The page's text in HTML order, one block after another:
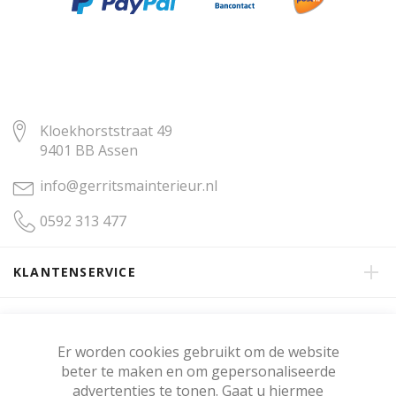
Er worden cookies gebruikt om de website
beter te maken en om gepersonaliseerde
advertenties te tonen. Gaat u hiermee
Kloekhorststraat 49
9401 BB Assen
info@gerritsmainterieur.nl
0592 313 477
KLANTENSERVICE
KLANTENBEOORDELING